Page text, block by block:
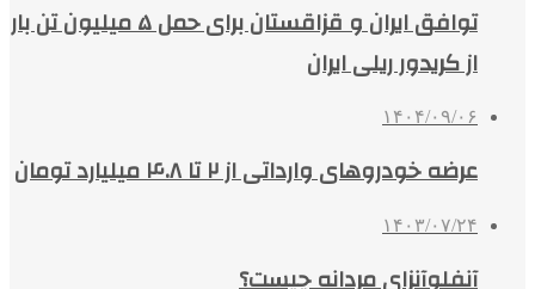
توافق ایران و قزاقستان برای حمل ۵ میلیون تن بار
از کریدور ریلی ایران
۱۴۰۴/۰۹/۰۶
عرضه خودروهای وارداتی از ۲ تا ۴.۸ میلیارد تومان
۱۴۰۳/۰۷/۲۴
آنفلوآنزای مردانه چیست؟